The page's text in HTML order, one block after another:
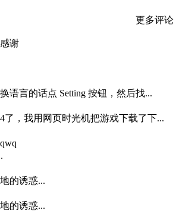
更多评论
谢
语言的话点 Setting 按钮，然后找...
了，我用网页时光机把游戏下载了下...
的诱惑...
的诱惑...